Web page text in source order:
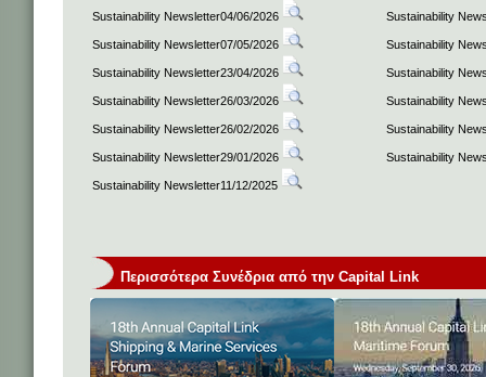
Sustainability Newsletter04/06/2026 Sustainability
Sustainability Newsletter07/05/2026 Sustainability
Sustainability Newsletter23/04/2026 Sustainability
Sustainability Newsletter26/03/2026 Sustainability
Sustainability Newsletter26/02/2026 Sustainability
Sustainability Newsletter29/01/2026 Sustainability
Sustainability Newsletter11/12/2025
Περισσότερα Συνέδρια από την Capital Link